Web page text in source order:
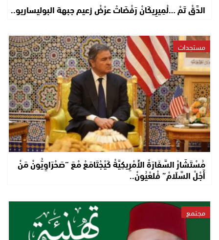
الدَّقْ تَمْ …لْمِيرِيكَانْ رَفْضَاتْ عرْضْ زعيم جبهة البوليساريو..
مستجدات
مُسْتَشَارْ السَّفَارَةْ الأَمْرِيكِيَّةْ كَيْجْتَامَعْ مْعَ “صَحْرَاوِيُّونْ مَنْ
أَجْلْ السَّلَامْ” فْلعْيُونْ..
مجتمع